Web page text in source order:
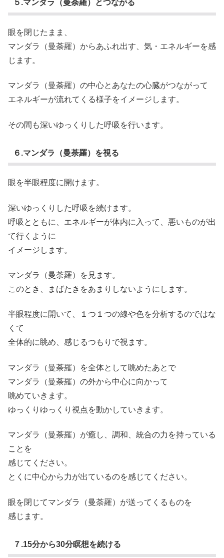
５.マンダラ（曼荼羅）とつながる
眼を閉じたまま、
マンダラ（曼荼羅）からあふれ出す、気・エネルギーを感
じます。
マンダラ（曼荼羅）の中心とあなたの心臓がつながって
エネルギーが流れてくる様子をイメージします。
その間も深いゆっくりした呼吸を行います。
６.マンダラ（曼荼羅）を視る
眼を半眼程度に開けます。
深いゆっくりした呼吸を続けます。
呼吸とともに、エネルギーが体内に入って、悪いものが出
て行くように
イメージします。
マンダラ（曼荼羅）を見ます。
このとき、まばたきをあまりしないようにします。
半眼程度に開いて、１つ１つの線や色を分析するのではな
くて
全体的に眺め、感じるつもりで視ます。
マンダラ（曼荼羅）を全体として眺めたあとで
マンダラ（曼荼羅）の外から中心に向かって
眺めていきます。
ゆっくりゆっくり視点を動かしていきます。
マンダラ（曼荼羅）が癒し、調和、統合の力を持っている
ことを
感じてください。
とくに中心から力が出ているのを感じてください。
眼を閉じてマンダラ（曼荼羅）が送ってくるものを
感じます。
７.15分から30分瞑想を続ける